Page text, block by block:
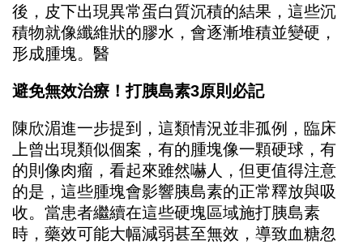
後，皮下出現異常蛋白質沉積的結果，這些沉
積物就像纖維狀的膠水，會逐漸堆積並變硬，
形成腫塊。醫
避免無效治療！打胰島素3原則必記
陳欣湄進一步提到，這類情況並非孤例，臨床
上曾出現類似個案，有的腫塊像一顆硬球，有
的則像肉瘤，看起來雖然嚇人，但更值得注意
的是，這些腫塊會影響胰島素的正常釋放與吸
收。當患者繼續在這些硬塊區域施打胰島素
時，藥效可能大幅減弱甚至無效，導致血糖忽